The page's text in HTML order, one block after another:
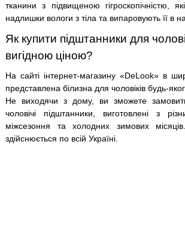
тканини з підвищеною гігроскопічністю,
надлишки вологи з тіла та випаровують її в
Як купити підштанники для
вигідною ціною?
На сайті інтернет-магазину «DeLook» в
представлена ​​білизна для чоловіків будь-
Не виходячи з дому, ви зможете
чоловічі підштанники, виготовлені з
міжсезоння та холодних зимових
здійснюється по всій Україні.